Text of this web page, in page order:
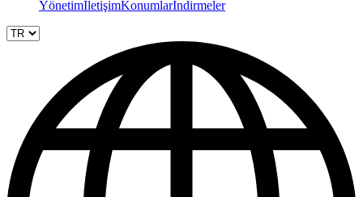
YönetimİletişimKonumlarİndirmeler